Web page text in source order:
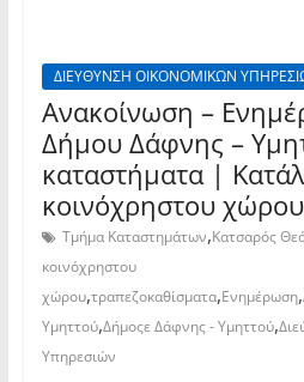
ΔΙΕΥΘΥΝΣΗ ΟΙΚΟΝΟΜΙΚΩΝ
Ανακοίνωση –
Δήμου Δάφνης –
καταστήματα |
κοινόχρηστου
Τμήμα Καταστημάτων,Κατσαρός
κοινόχρηστου
χώρου,τραπεζοκαθίσματα,Ενημέρωση,
Υμηττού,Δήμοςε Δάφνης - Υμηττού,
Υπηρεσιών